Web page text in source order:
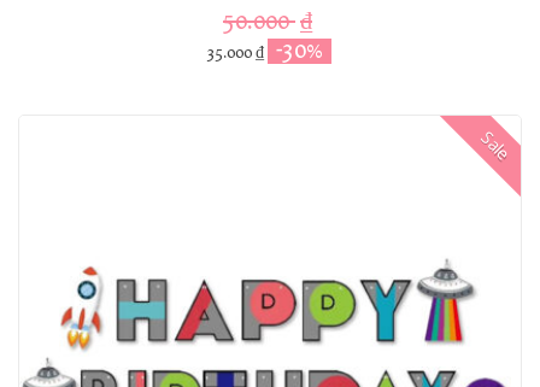
50.000₫
35.000₫ -30%
Sale